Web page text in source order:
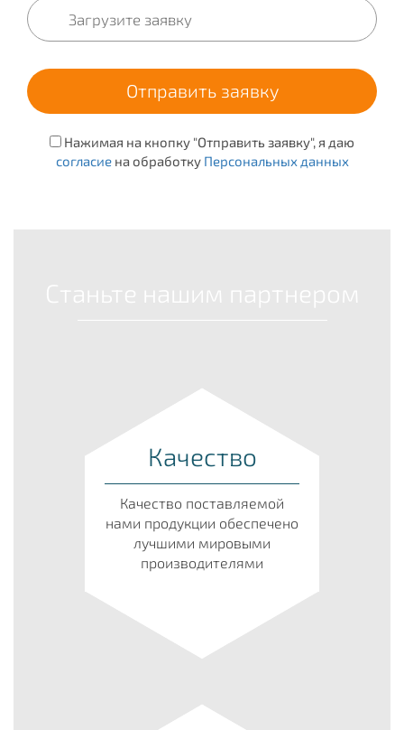
Нажимая на кнопку "Отправить заявку", я даю
согласиена обработку Персональных данных
Качество
Качество поставляемой
нами продукции обеспечено
лучшими мировыми
производителями